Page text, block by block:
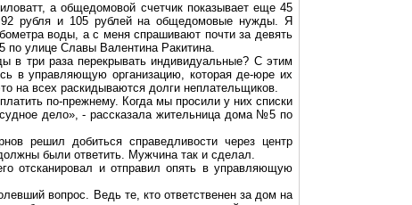
аобщедомовой счетчик показывает еще 45
92 рубля и 105 рублей наобщедомовые нужды. Я
воды, а с меня спрашивают почти за девять
улице Славы Валентина Ракитина.
в три раза перекрывать индивидуальные? С этим
в управляющую организацию, которая де-юре их
на всех раскидываются долги неплательщиков.
по-прежнему. Когда мы просили у них списки
дело», - рассказала жительница дома №5 по
решил добиться справедливости через центр
были ответить. Мужчина так и сделал.
отсканировал и отправил опять в управляющую
вопрос. Ведь те, кто ответственен за дом на